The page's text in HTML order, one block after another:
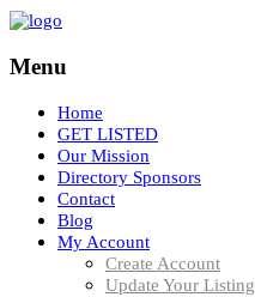
Menu
Home
GET LISTED
Our Mission
Directory Sponsors
Contact
Blog
My Account
Create Account
Update Your Listing